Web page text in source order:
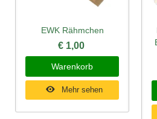
EWK Rähmchen
€ 1,00
Warenkorb
Mehr sehen